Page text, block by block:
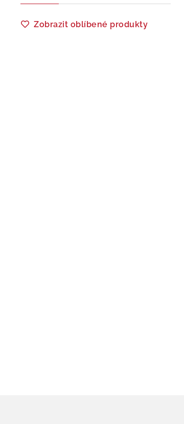
Zobrazit oblíbené produkty